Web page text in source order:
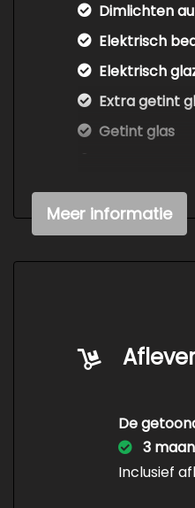
Dimlichten
Elektrisch
Elektrisch
Extra getint
Getint glas
Led
Led
Nap
Parkeer
Meer informatie
De
3
Inclusief